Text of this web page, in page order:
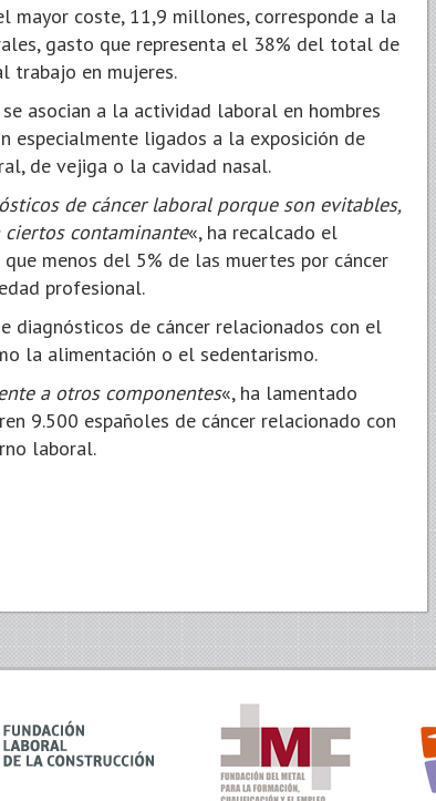
mayor coste, 11,9 millones, corresponde a la
gasto que representa el 38% del total de
trabajo en mujeres.
asocian a la actividad laboral en hombres
especialmente ligados a la exposición de
de vejiga o la cavidad nasal.
de cáncer laboral porque son evitables,
contaminante«, ha recalcado el
menos del 5% de las muertes por cáncer
profesional.
diagnósticos de cáncer relacionados con el
la alimentación o el sedentarismo.
a otros componentes«, ha lamentado
9.500 españoles de cáncer relacionado con
laboral.